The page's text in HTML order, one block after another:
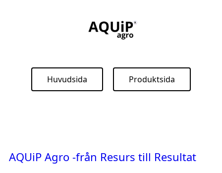
Huvudsida Produktsida
AQUiP Agro -från Resurs till Resultat